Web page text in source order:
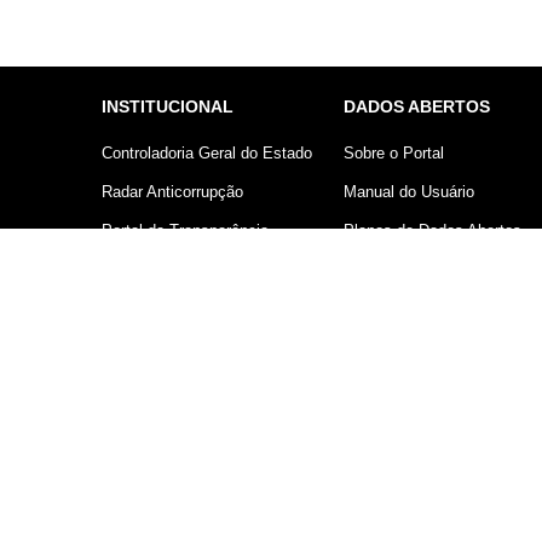
INSTITUCIONAL
Controladoria Geral do Estado
Radar Anticorrupção
Portal da Transparência
DADOS ABERTOS
Sobre o Portal
Manual do Usuário
Planos de Dados Abertos